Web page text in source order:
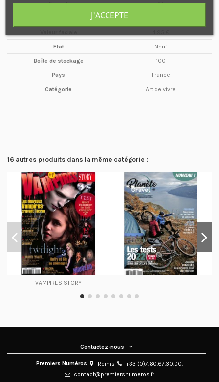
Format A4
Etat Neuf
Boîte de stockage 100
Pays France
Catégorie Art de vivre
16 autres produits dans la même catégorie :
VAMPIRES STORY
Contactez-nous
Premiers Numéros Reims
+33 (0)7.60.67.30.00.
contact@premiersnumeros.fr
J'ACCEPTE